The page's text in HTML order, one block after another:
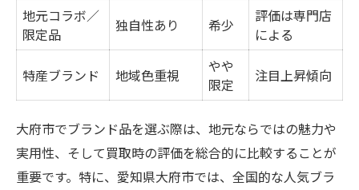
高評価を得やすいブランド品の選び方
買取を意識したブランド品の選定術
大府市で納得のいく買取を実現するコツ
ブランド品買取で押さえたい注意点
地元愛知県大府市ならではのブランド品事情
大府市ブランド品と特産品の関係一覧
地元で愛されるブランド品の特徴とは
地元コラボ／
限定品
独自性あり 希少
評価は専門店
による
特産ブランド 地域色重視
やや
限定
注目上昇傾向
大府市でブランド品を選ぶ際は、地元ならではの魅力や
実用性、そして買取時の評価を総合的に比較することが
重要です。特に、愛知県大府市では、全国的な人気ブラ